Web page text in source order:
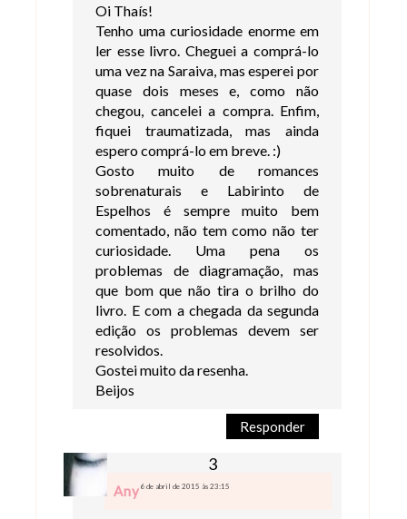
Oi Thaís!
Tenho uma curiosidade enorme em
ler esse livro. Cheguei a comprá-lo
uma vez na Saraiva, mas esperei por
quase dois meses e, como não
chegou, cancelei a compra. Enfim,
fiquei traumatizada, mas ainda
espero comprá-lo em breve. :)
Gosto muito de romances
sobrenaturais e Labirinto de
Espelhos é sempre muito bem
comentado, não tem como não ter
curiosidade. Uma pena os
problemas de diagramação, mas
que bom que não tira o brilho do
livro. E com a chegada da segunda
edição os problemas devem ser
resolvidos.
Gostei muito da resenha.
Beijos
Responder
Any 6 de abril de 2015 às 23:15